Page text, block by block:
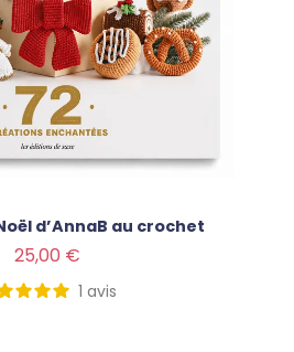
d’AnnaB au crochet
25,00 €
1 avis